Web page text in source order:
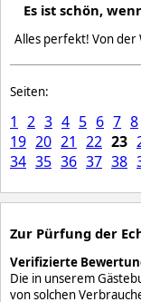
Es ist schön,
Alles perfekt! Von
Seiten:
1 2 3 4 5 6 7 8
19 20 21 22 23
34 35 36 37 38
Zur Pürfung der
Verifizierte
Die in unserem
von solchen